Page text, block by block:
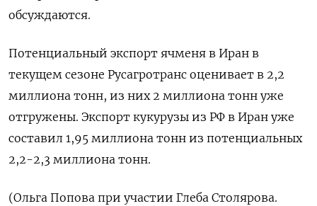
обсуждаются.
Потенциальный ‌экспорт ячменя в Иран в
текущем сезоне Русагротранс оценивает в 2,2
миллиона тонн, из них 2 миллиона тонн уже ​
отгружены. Экспорт кукурузы из РФ в Иран уже
составил 1,95 миллиона тонн из потенциальных
‌2,2-2,3 миллиона тонн.
(Ольга Попова при участии Глеба Столярова.